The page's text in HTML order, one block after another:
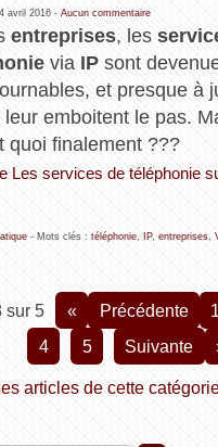
avril 2016- Aucun commentaire
entreprises, les
via IP sont
et presque à
leur emboitent le pas.
quoi finalement ???
Les services de téléphonie
- Mots clés : téléphonie, IP, entreprises,
sur 5 « précédente 1
4
5 suivante
articles de cette